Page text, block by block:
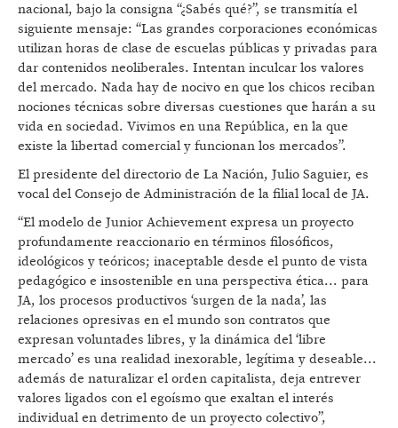
nacional, bajo la consigna “¿Sabés qué?”, se transmitía el
siguiente mensaje: “Las grandes corporaciones económicas
utilizan horas de clase de escuelas públicas y privadas para
dar contenidos neoliberales. Intentan inculcar los valores
del mercado. Nada hay de nocivo en que los chicos reciban
nociones técnicas sobre diversas cuestiones que harán a su
vida en sociedad. Vivimos en una República, en la que
existe la libertad comercial y funcionan los mercados”.
El presidente del directorio de La Nación, Julio Saguier, es
vocal del Consejo de Administración de la filial local de JA.
“El modelo de Junior Achievement expresa un proyecto
profundamente reaccionario en términos filosóficos,
ideológicos y teóricos; inaceptable desde el punto de vista
pedagógico e insostenible en una perspectiva ética... para
JA, los procesos productivos ‘surgen de la nada’, las
relaciones opresivas en el mundo son contratos que
expresan voluntades libres, y la dinámica del ‘libre
mercado’ es una realidad inexorable, legítima y deseable...
además de naturalizar el orden capitalista, deja entrever
valores ligados con el egoísmo que exaltan el interés
individual en detrimento de un proyecto colectivo”,